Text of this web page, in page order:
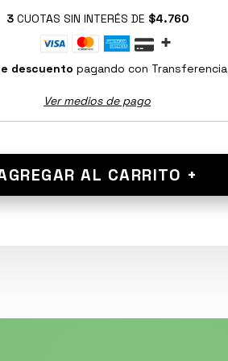
3CUOTAS SIN INTERÉS DE $4.760
descuento pagando con Transferencia
Ver medios de pago